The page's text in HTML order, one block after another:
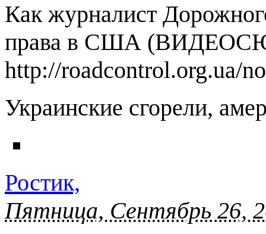
Как журналист
права в США
http://roadcontrol.org.ua/
Украинские сгорели,
Ростик,
Пятница, Сентябрь 26,